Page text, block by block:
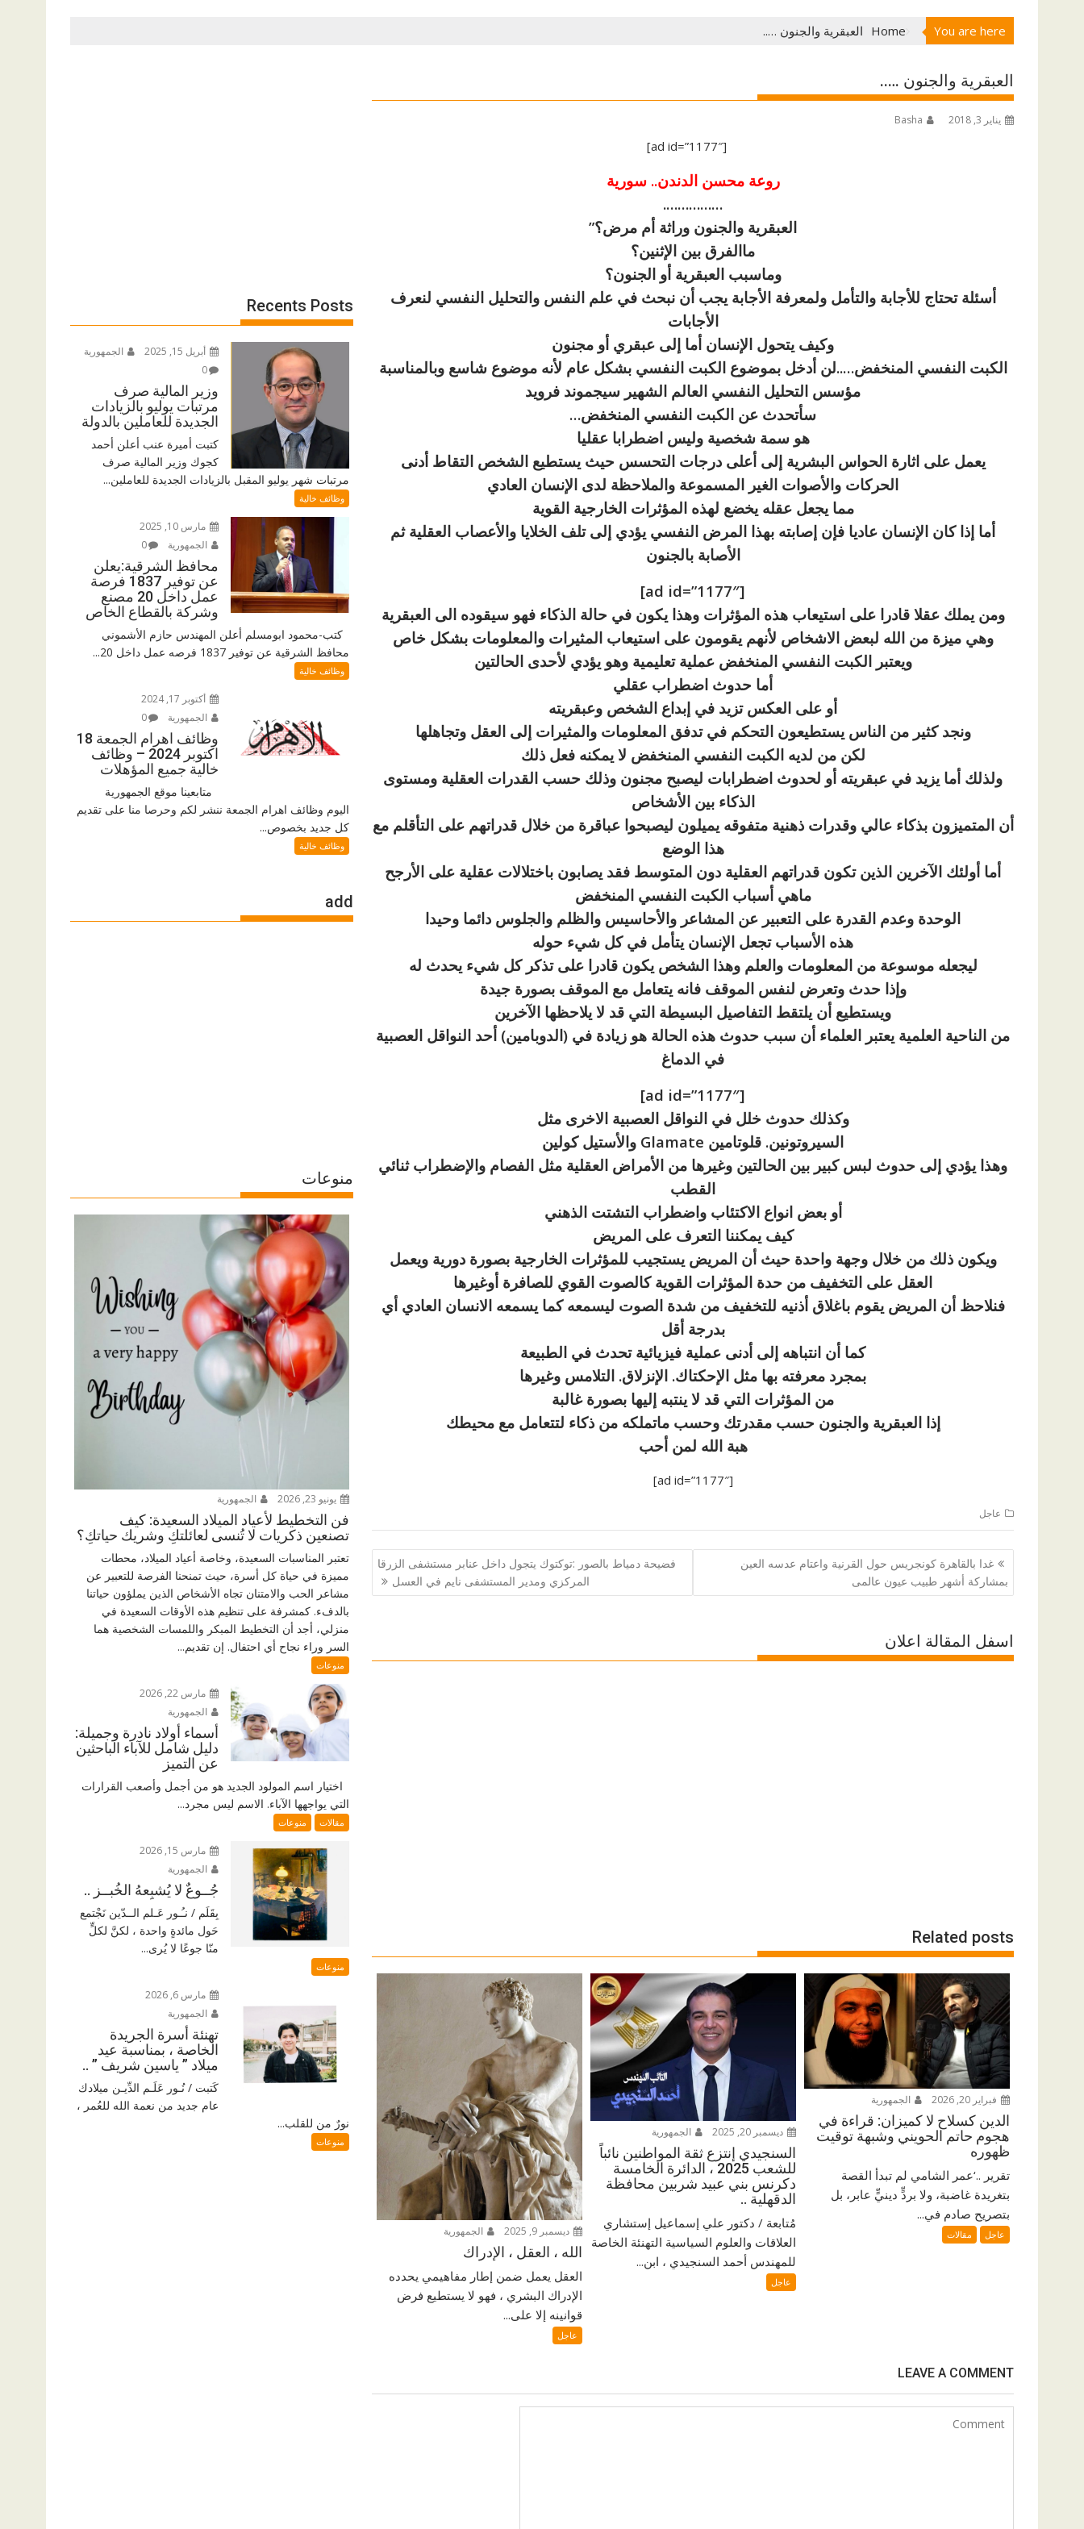
You are here
Home العبقرية والجنون …..
العبقرية والجنون …..
يناير 3, 2018 Basha
[ad id=”1177″]
روعة محسن الدندن.. سورية
…………….
العبقرية والجنون وراثة أم مرض؟”
ماالفرق بين الإثنين؟
وماسبب العبقرية أو الجنون؟
أسئلة تحتاج للأجابة والتأمل ولمعرفة الأجابة يجب أن نبحث في علم النفس والتحليل النفسي لنعرف
الأجابات
وكيف يتحول الإنسان أما إلى عبقري أو مجنون
الكبت النفسي المنخفض…..لن أدخل بموضوع الكبت النفسي بشكل عام لأنه موضوع شاسع وبالمناسبة
مؤسس التحليل النفسي العالم الشهير سيجموند فرويد
سأتحدث عن الكبت النفسي المنخفض…
هو سمة شخصية وليس اضطرابا عقليا
يعمل على اثارة الحواس البشرية إلى أعلى درجات التحسس حيث يستطيع الشخص التقاط أدنى
الحركات والأصوات الغير المسموعة والملاحظة لدى الإنسان العادي
مما يجعل عقله يخضع لهذه المؤثرات الخارجية القوية
أما إذا كان الإنسان عاديا فإن إصابته بهذا المرض النفسي يؤدي إلى تلف الخلايا والأعصاب العقلية ثم
الأصابة بالجنون
[ad id=”1177″]
ومن يملك عقلا قادرا على استيعاب هذه المؤثرات وهذا يكون في حالة الذكاء فهو سيقوده الى العبقرية
وهي ميزة من الله لبعض الاشخاص لأنهم يقومون على استيعاب المثيرات والمعلومات بشكل خاص
ويعتبر الكبت النفسي المنخفض عملية تعليمية وهو يؤدي لأحدى الحالتين
أما حدوث اضطراب عقلي
أو على العكس تزيد في إبداع الشخص وعبقريته
ونجد كثير من الناس يستطيعون التحكم في تدفق المعلومات والمثيرات إلى العقل وتجاهلها
لكن من لديه الكبت النفسي المنخفض لا يمكنه فعل ذلك
ولذلك أما يزيد في عبقريته أو لحدوث اضطرابات ليصبح مجنون وذلك حسب القدرات العقلية ومستوى
الذكاء بين الأشخاص
أن المتميزون بذكاء عالي وقدرات ذهنية متفوقه يميلون ليصبحوا عباقرة من خلال قدراتهم على التأقلم مع
هذا الوضع
أما أولئك الآخرين الذين تكون قدراتهم العقلية دون المتوسط فقد يصابون باختلالات عقلية على الأرجح
ماهي أسباب الكبت النفسي المنخفض
الوحدة وعدم القدرة على التعبير عن المشاعر والأحاسيس والظلم والجلوس دائما وحيدا
هذه الأسباب تجعل الإنسان يتأمل في كل شيء حوله
ليجعله موسوعة من المعلومات والعلم وهذا الشخص يكون قادرا على تذكر كل شيء يحدث له
وإذا حدث وتعرض لنفس الموقف فانه يتعامل مع الموقف بصورة جيدة
ويستطيع أن يلتقط التفاصيل البسيطة التي قد لا يلاحظها الآخرين
من الناحية العلمية يعتبر العلماء أن سبب حدوث هذه الحالة هو زيادة في (الدوبامين) أحد النواقل العصبية
في الدماغ
[ad id=”1177″]
وكذلك حدوث خلل في النواقل العصبية الاخرى مثل
السيروتونين. قلوتامين Glamate والأستيل كولين
وهذا يؤدي إلى حدوث لبس كبير بين الحالتين وغيرها من الأمراض العقلية مثل الفصام والإضطراب ثنائي
القطب
أو بعض انواع الاكتئاب واضطراب التشتت الذهني
كيف يمكننا التعرف على المريض
ويكون ذلك من خلال وجهة واحدة حيث أن المريض يستجيب للمؤثرات الخارجية بصورة دورية ويعمل
العقل على التخفيف من حدة المؤثرات القوية كالصوت القوي للصافرة أوغيرها
فنلاحظ أن المريض يقوم باغلاق أذنيه للتخفيف من شدة الصوت ليسمعه كما يسمعه الانسان العادي أي
بدرجة أقل
كما أن انتباهه إلى أدنى عملية فيزيائية تحدث في الطبيعة
بمجرد معرفته بها مثل الإحكتاك. الإنزلاق. التلامس وغيرها
من المؤثرات التي قد لا ينتبه إليها بصورة غالبة
إذا العبقرية والجنون حسب مقدرتك وحسب ماتملكه من ذكاء لتتعامل مع محيطك
هبة الله لمن أحب
[ad id=”1177″]
عاجل
تصفّح
المقالات
غدا بالقاهرة كونجريس حول القرنية واعتام عدسه العين
بمشاركة أشهر طبيب عيون عالمى
فضيحة دمياط بالصور :توكتوك يتجول داخل عنابر مستشفى الزرقا
المركزي ومدير المستشفى نايم في العسل
اسفل المقالة اعلان
Related posts
فبراير 20, 2026 الجمهورية
الدين كسلاح لا كميزان: قراءة في
هجوم حاتم الحويني وشبهة توقيت
ظهوره
تقرير ..‘عمر الشامي لم تبدأ القصة
بتغريدة غاضبة، ولا بردٍّ دينيٍّ عابر، بل
بتصريح صادم في...
عاجل مقالات
ديسمبر 20, 2025 الجمهورية
السنجيدي إنتزع ثقة المواطنين نائباً
للشعب 2025 ، الدائرة الخامسة
دكرنس بني عبيد شربين محافظة
الدقهلية ..
مُتابعة / دكتور علي إسماعيل إستشاري
العلاقات والعلوم السياسية التهنئة الخاصة
للمهندس أحمد السنجيدي ، ابن...
عاجل
ديسمبر 9, 2025 الجمهورية
الله ، العقل ، الإدراك
العقل يعمل ضمن إطار مفاهيمي يحدده
الإدراك البشري ، فهو لا يستطيع فرض
قوانينه إلا على...
عاجل
LEAVE A COMMENT
Recents Posts
أبريل 15, 2025
الجمهورية
0
وزير المالية صرف
مرتبات يوليو بالزيادات
الجديدة للعاملين بالدولة
كتبت أميرة عنب أعلن أحمد
كجوك وزير المالية صرف
مرتبات شهر يوليو المقبل بالزيادات الجديدة للعاملين...
وظائف خالية
مارس 10, 2025
الجمهورية
0
محافظ الشرقية:يعلن
عن توفير 1837 فرصة
عمل داخل 20 مصنع
وشركة بالقطاع الخاص
كتب-محمود ابومسلم أعلن المهندس حازم الأشموني
محافظ الشرقية عن توفير 1837 فرصه عمل داخل 20...
وظائف خالية
أكتوبر 17, 2024
الجمهورية
0
وظائف اهرام الجمعة 18
اكتوبر 2024 – وظائف
خالية جميع المؤهلات
متابعينا موقع الجمهورية
اليوم وظائف اهرام الجمعة ننشر لكم وحرصا منا على تقديم
كل جديد بخصوص...
وظائف خالية
add
منوعات
يونيو 23, 2026 الجمهورية
فن التخطيط لأعياد الميلاد السعيدة: كيف
تصنعين ذكريات لا تُنسى لعائلتكِ وشريك حياتكِ؟
تعتبر المناسبات السعيدة، وخاصة أعياد الميلاد، محطات
مميزة في حياة كل أسرة، حيث تمنحنا الفرصة للتعبير عن
مشاعر الحب والامتنان تجاه الأشخاص الذين يملؤون حياتنا
بالدفء. كمشرفة على تنظيم هذه الأوقات السعيدة في
منزلي، أجد أن التخطيط المبكر واللمسات الشخصية هما
السر وراء نجاح أي احتفال. إن تقديم...
منوعات
مارس 22, 2026
الجمهورية
أسماء أولاد نادرة وجميلة:
دليل شامل للآباء الباحثين
عن التميز
اختيار اسم المولود الجديد هو من أجمل وأصعب القرارات
التي يواجهها الآباء. الاسم ليس مجرد...
مقالات منوعات
مارس 15, 2026
الجمهورية
جُــوعٌ لا يُشبِعهُ الخُبــز ..
بِقَلَم / نـُـور عَـلم الــدّين نَجْتمع
حَول مائدةٍ واحدة ، لكنَّ لكلٍّ
منّا جوعًا لا يُرى...
منوعات
مارس 6, 2026
الجمهورية
تهنئة أسرة الجريدة
الخاصة ، بمناسبة عيد
ميلاد ” ياسين شريف ” ..
كَتبت / نُـور عَلَـم الدِّيـن ميلادك
عام جديد من نعمة الله للعُمر ،
نورٌ من للقلب...
منوعات